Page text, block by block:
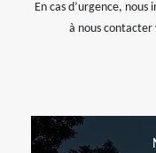
En cas d’urgence, nous
à nous contacter